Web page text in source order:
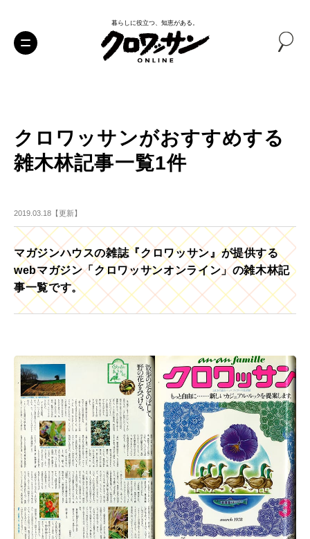
暮らしに役立つ、知恵がある。
クロワッサンがおすすめする
雑木林記事一覧1件
2019.03.18【更新】
マガジンハウスの雑誌『クロワッサン』が提供する
webマガジン「クロワッサンオンライン」の雑木林記
事一覧です。